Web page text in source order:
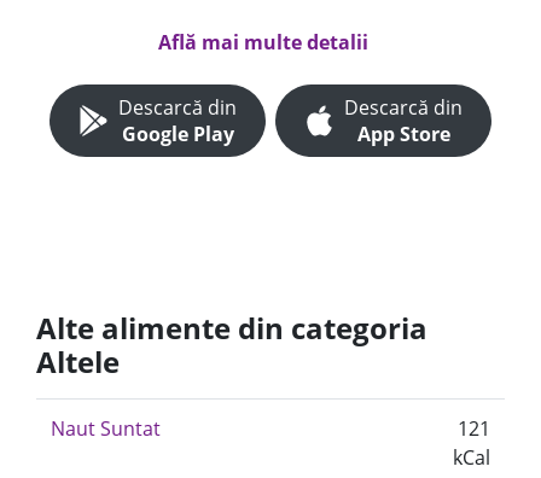
Află mai multe detalii
Descarcă din
Google Play
Descarcă din
App Store
Alte alimente din categoria
Altele
Naut Suntat
121
kCal